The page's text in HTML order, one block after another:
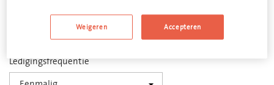
+
Ledigingsfrequentie
Weigeren Accepteren